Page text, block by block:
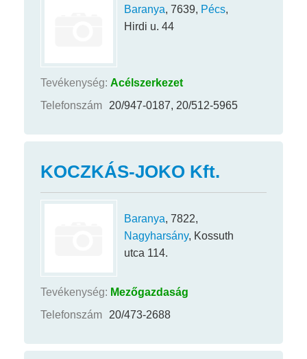
Baranya, 7639, Pécs,
Hirdi u. 44
Tevékenység: Acélszerkezet
Telefonszám
20/947-0187, 20/512-5965
KOCZKÁS-JOKO Kft.
Baranya, 7822,
Nagyharsány, Kossuth
utca 114.
Tevékenység: Mezőgazdaság
Telefonszám
20/473-2688